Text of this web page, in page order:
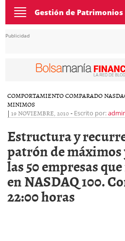
Toggle
navigation
Gestión de Patrimonios
Publicidad
COMPORTAMIENTO COMPARADO
MINIMOS
| 19 NOVIEMBRE, 2010- Escrito por:
Estructura y
patrón de
las 50 empresas
en NASDAQ 100.
22:00 horas